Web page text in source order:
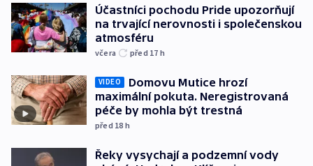
Účastníci pochodu Pride upozorňují
na trvající nerovnosti i společenskou
atmosféru
včera před 17 h
VIDEO
Domovu Mutice hrozí
maximální pokuta. Neregistrovaná
péče by mohla být trestná
před 18 h
Řeky vysychají a podzemní vody